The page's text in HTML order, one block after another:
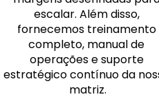
escalar. Além disso,
fornecemos treinamento
completo, manual de
operações e suporte
estratégico contínuo da
matriz.